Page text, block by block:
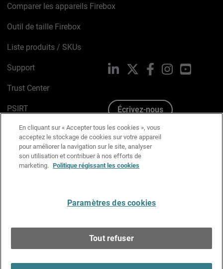
Comparer les appareils Firebox
Outil de taille Firebox
Liste produits / SKUs
Support
Trust Center
PSIRT
Avis sur les cookies
Politique de confidentialité
Charte Graphique
LinkedIn FacebookInstagramYouTube
Écrivez-nous
En cliquant sur « Accepter tous les cookies », vous
acceptez le stockage de cookies sur votre appareil
pour améliorer la navigation sur le site, analyser
son utilisation et contribuer à nos efforts de
marketing. Politique régissant les cookies
Paramètres des cookies
Tout refuser